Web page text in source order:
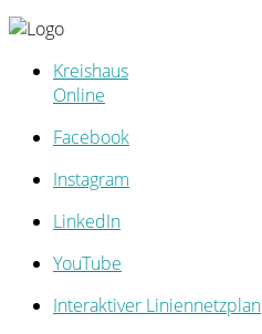
Kreishaus
Online
Facebook
Instagram
LinkedIn
YouTube
Interaktiver Liniennetzplan